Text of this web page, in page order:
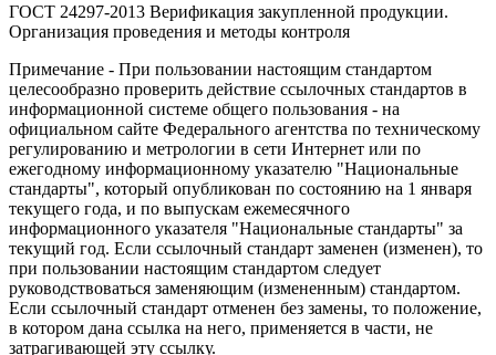
ГОСТ 24297-2013 Верификация закупленной продукции.
Организация проведения и методы контроля
Примечание - При пользовании настоящим стандартом
целесообразно проверить действие ссылочных стандартов в
информационной системе общего пользования - на
официальном сайте Федерального агентства по техническому
регулированию и метрологии в сети Интернет или по
ежегодному информационному указателю "Национальные
стандарты", который опубликован по состоянию на 1 января
текущего года, и по выпускам ежемесячного
информационного указателя "Национальные стандарты" за
текущий год. Если ссылочный стандарт заменен (изменен), то
при пользовании настоящим стандартом следует
руководствоваться заменяющим (измененным) стандартом.
Если ссылочный стандарт отменен без замены, то положение,
в котором дана ссылка на него, применяется в части, не
затрагивающей эту ссылку.